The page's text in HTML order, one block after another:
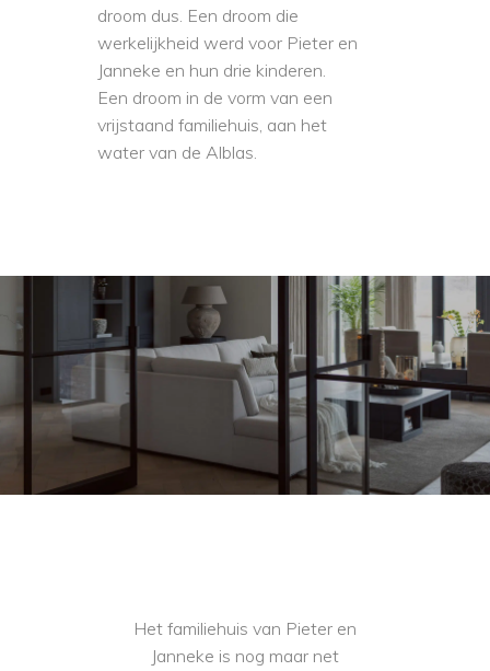
droom dus. Een droom die
werkelijkheid werd voor Pieter en
Janneke en hun drie kinderen.
Een droom in de vorm van een
vrijstaand familiehuis, aan het
water van de Alblas.
Het familiehuis van Pieter en
Janneke is nog maar net